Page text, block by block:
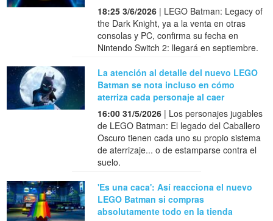
18:25 3/6/2026 | LEGO Batman: Legacy of
the Dark Knight, ya a la venta en otras
consolas y PC, confirma su fecha en
Nintendo Switch 2: llegará en septiembre.
La atención al detalle del nuevo LEGO
Batman se nota incluso en cómo
aterriza cada personaje al caer
16:00 31/5/2026 | Los personajes jugables
de LEGO Batman: El legado del Caballero
Oscuro tienen cada uno su propio sistema
de aterrizaje... o de estamparse contra el
suelo.
'Es una caca': Así reacciona el nuevo
LEGO Batman si compras
absolutamente todo en la tienda